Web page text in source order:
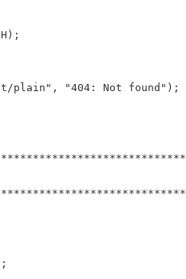
"404: Not found");